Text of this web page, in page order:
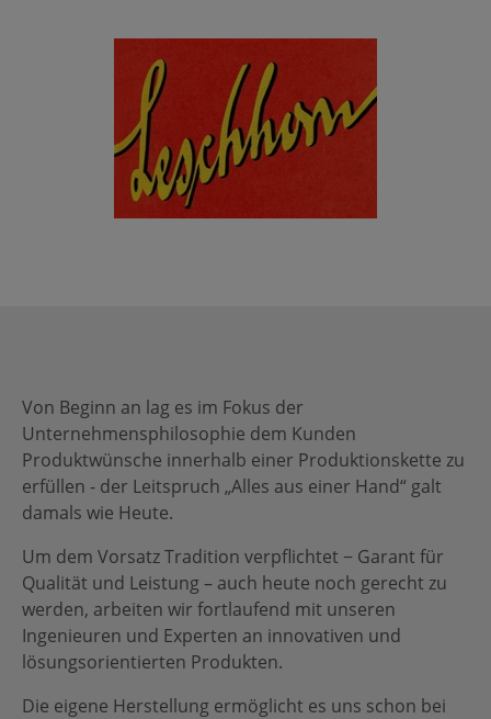
Von Beginn an lag es im Fokus der
Unternehmensphilosophie dem Kunden
Produktwünsche innerhalb einer Produktionskette zu
erfüllen - der Leitspruch „Alles aus einer Hand“ galt
damals wie Heute.
Um dem Vorsatz Tradition verpflichtet − Garant für
Qualität und Leistung – auch heute noch gerecht zu
werden, arbeiten wir fortlaufend mit unseren
Ingenieuren und Experten an innovativen und
lösungsorientierten Produkten.
Die eigene Herstellung ermöglicht es uns schon bei